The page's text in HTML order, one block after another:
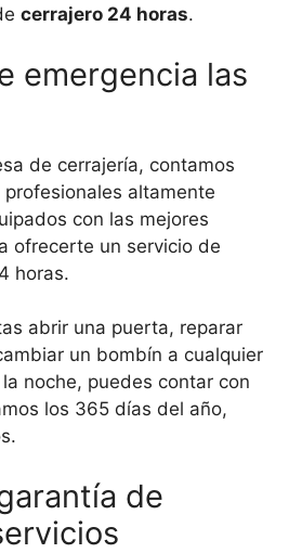
cerrajero 24 horas.
emergencia las
de cerrajería, contamos
altamente
con las mejores
ofrecerte un servicio de
horas.
abrir una puerta, reparar
un bombín a cualquier
noche, puedes contar con
los 365 días del año,
de